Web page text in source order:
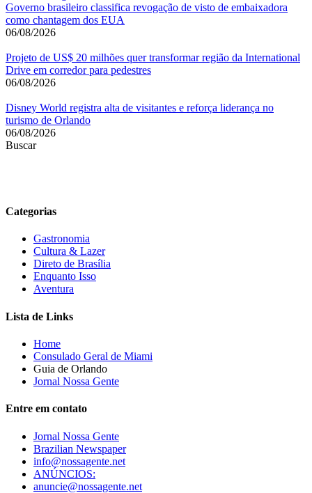
Governo brasileiro classifica revogação de visto de embaixadora
como chantagem dos EUA
06/08/2026
Projeto de US$ 20 milhões quer transformar região da International
Drive em corredor para pedestres
06/08/2026
Disney World registra alta de visitantes e reforça liderança no
turismo de Orlando
06/08/2026
Buscar
Categorias
Gastronomia
Cultura & Lazer
Direto de Brasília
Enquanto Isso
Aventura
Lista de Links
Home
Consulado Geral de Miami
Guia de Orlando
Jornal Nossa Gente
Entre em contato
Jornal Nossa Gente
Brazilian Newspaper
info@nossagente.net
ANÚNCIOS:
anuncie@nossagente.net